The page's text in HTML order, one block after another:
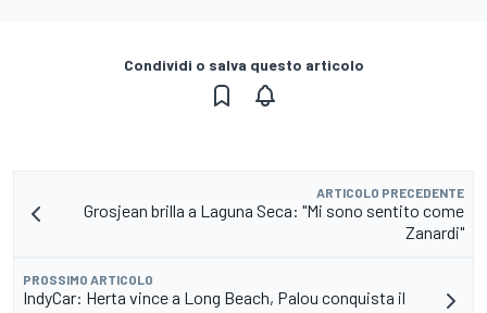
Condividi o salva questo articolo
ARTICOLO PRECEDENTE
Grosjean brilla a Laguna Seca: "Mi sono sentito come
Zanardi"
PROSSIMO ARTICOLO
IndyCar: Herta vince a Long Beach, Palou conquista il